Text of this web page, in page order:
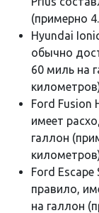
(примерно
Hyundai
обычно
60 миль на
Ford Fusion
имеет
галлон
Ford Escape
правило,
на галлон